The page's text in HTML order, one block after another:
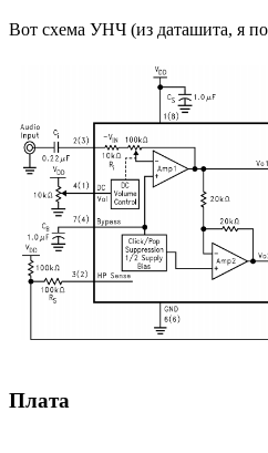
Вот схема УНЧ (из даташита, я
Плата